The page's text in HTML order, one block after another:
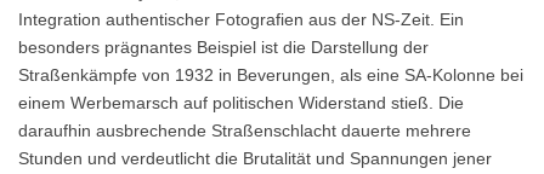
Integration authentischer Fotografien aus der NS-Zeit. Ein
besonders prägnantes Beispiel ist die Darstellung der
Straßenkämpfe von 1932 in Beverungen, als eine SA-Kolonne bei
einem Werbemarsch auf politischen Widerstand stieß. Die
daraufhin ausbrechende Straßenschlacht dauerte mehrere
Stunden und verdeutlicht die Brutalität und Spannungen jener